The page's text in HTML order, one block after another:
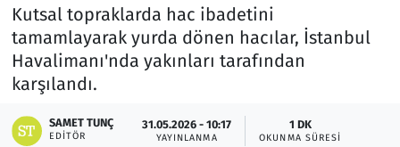
Kutsal topraklarda hac ibadetini
tamamlayarak yurda dönen hacılar, İstanbul
Havalimanı'nda yakınları tarafından
karşılandı.
SAMET TUNÇ
EDITÖR
31.05.2026 - 10:17
YAYINLANMA
1 DK
OKUNMA SÜRESI
Lezzet Durağı
Memur ve Kamu
Otomobil